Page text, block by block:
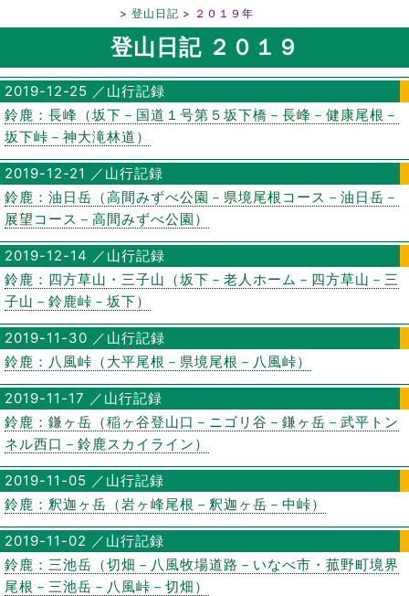
登山日記 ２０１９年
登山日記 ２０１９
2019-12-25 ／山行記録
鈴鹿：長峰（坂下－国道１号第５坂下橋－長峰－健康尾根－
坂下峠－神大滝林道）
2019-12-21 ／山行記録
鈴鹿：油日岳（高間みずべ公園－県境尾根コース－油日岳－
展望コース－高間みずべ公園）
2019-12-14 ／山行記録
鈴鹿：四方草山・三子山（坂下－老人ホーム－四方草山－三
子山－鈴鹿峠－坂下）
2019-11-30 ／山行記録
鈴鹿：八風峠（大平尾根－県境尾根－八風峠）
2019-11-17 ／山行記録
鈴鹿：鎌ヶ岳（稲ヶ谷登山口－ニゴリ谷－鎌ヶ岳－武平トン
ネル西口－鈴鹿スカイライン）
2019-11-05 ／山行記録
鈴鹿：釈迦ヶ岳（岩ヶ峰尾根－釈迦ヶ岳－中峠）
2019-11-02 ／山行記録
鈴鹿：三池岳（切畑－八風牧場道路－いなべ市・菰野町境界
尾根－三池岳－八風峠－切畑）